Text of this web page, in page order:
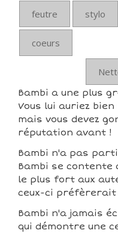
feutre stylo
coeurs
Bambi a une plus
Vous lui auriez
mais vous devez
réputation avant !
Bambi n'a pas
Bambi se
le plus fort aux
ceux-ci préfèrerait
Bambi n'a jamais
qui démontre une